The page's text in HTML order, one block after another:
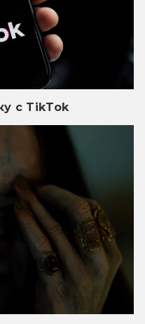
с TikTok